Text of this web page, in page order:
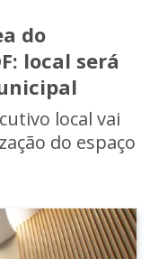
do
local será
local vai
do espaço